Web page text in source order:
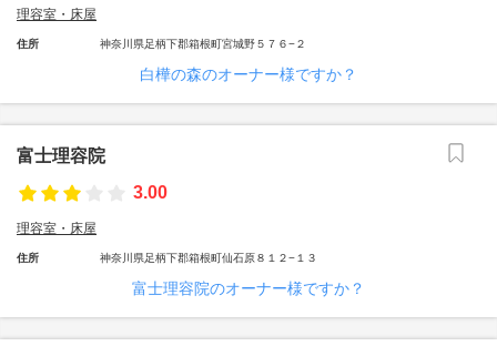
理容室・床屋
住所 神奈川県足柄下郡箱根町宮城野５７６−２
白樺の森のオーナー様ですか？
富士理容院
3.00
理容室・床屋
住所 神奈川県足柄下郡箱根町仙石原８１２−１３
富士理容院のオーナー様ですか？